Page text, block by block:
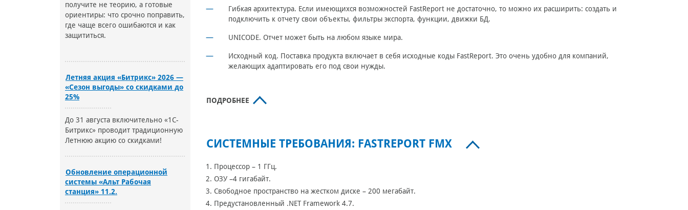
получите не теорию, а готовые
ориентиры: что срочно поправить,
где чаще всего ошибаются и как
защититься.
Летняя акция «Битрикс» 2026 —
«Сезон выгоды» со скидками до
25%
До 31 августа включительно «1С-
Битрикс» проводит традиционную
Летнюю акцию со скидками!
Обновление операционной
системы «Альт Рабочая
станция» 11.2.
Гибкая архитектура. Если имеющихся возможностей FastReport не достаточно, то можно их расширить: создать и
подключить к отчету свои объекты, фильтры экспорта, функции, движки БД.
UNICODE. Отчет может быть на любом языке мира.
Исходный код. Поставка продукта включает в себя исходные коды FastReport. Это очень удобно для компаний,
желающих адаптировать его под свои нужды.
ПОДРОБНЕЕ
СИСТЕМНЫЕ ТРЕБОВАНИЯ: FASTREPORT FMX
1. Процессор – 1 ГГц.
2. ОЗУ –4 гигабайт.
3. Свободное пространство на жестком диске – 200 мегабайт.
4. Предустановленный .NET Framework 4.7.